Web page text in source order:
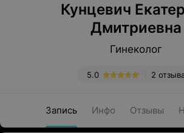
Кунцевич
Дмитриевна
Гинеколог
2
5.0
Запись Инфо Отзывы